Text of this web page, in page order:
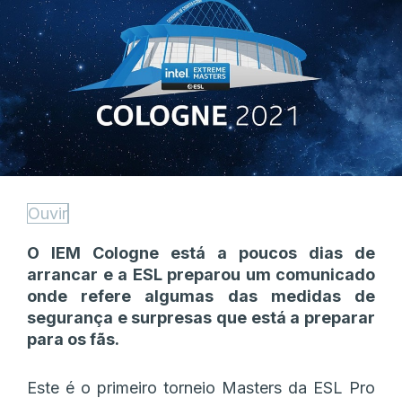
Ouvir
O IEM Cologne está a poucos dias de
arrancar e a ESL preparou um comunicado
onde refere algumas das medidas de
segurança e surpresas que está a preparar
para os fãs.
Este é o primeiro torneio Masters da ESL Pro